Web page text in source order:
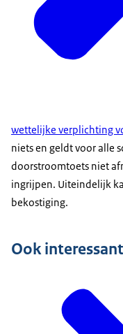
wettelijke verplichting
niets en geldt voor alle
doorstroomtoets niet
ingrijpen. Uiteindelijk
bekostiging.
Ook interessant